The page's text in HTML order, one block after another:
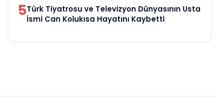
5Türk Tiyatrosu ve Televizyon Dünyasının Usta
İsmi Can Kolukısa Hayatını Kaybetti